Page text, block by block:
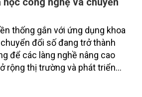
Phát huy giá trị làng
công nghệ và chuyển
thống gắn với ứng dụng khoa
đổi số đang trở thành
để các làng nghề nâng cao